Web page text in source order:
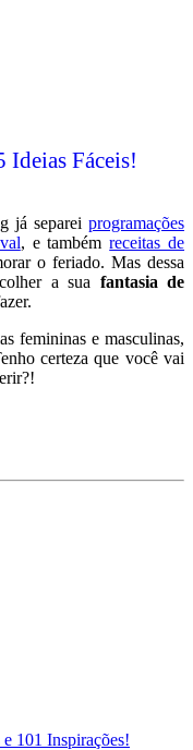
Ideias Fáceis!
já separei programações
, e tambémreceitas de
o feriado. Mas dessa
a sua fantasia de
femininas e masculinas,
certeza que você vai